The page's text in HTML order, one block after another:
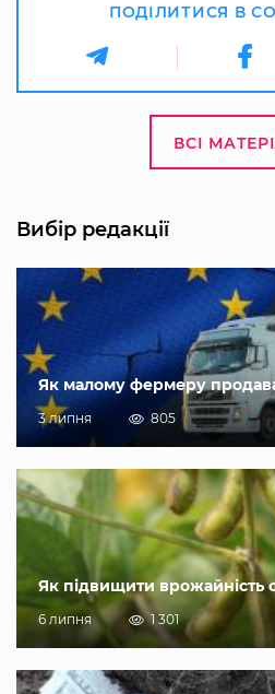
ПОДІЛИТИСЯ В
ВСІ
Вибір редакції
Як малому фермеру
3 липня 805
Як підвищити врожайність
6 липня 1 301